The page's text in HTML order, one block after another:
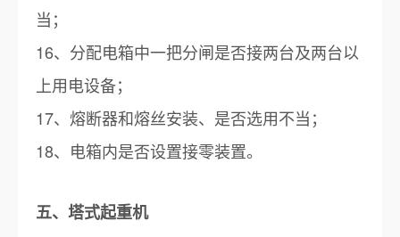
当；
16、分配电箱中一把分闸是否接两台及两台以
上用电设备；
17、熔断器和熔丝安装、是否选用不当；
18、电箱内是否设置接零装置。
五、塔式起重机